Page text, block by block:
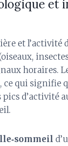
et
et l’activité
horaires.
ce qui signifie
d’activité